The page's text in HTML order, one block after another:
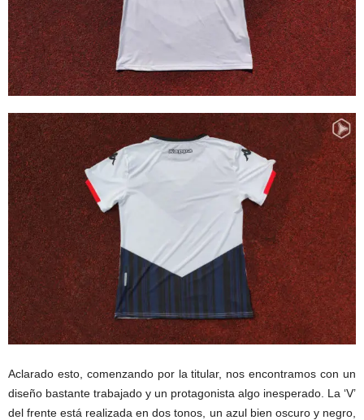
Aclarado esto, comenzando por la titular, nos encontramos con un
diseño bastante trabajado y un protagonista algo inesperado. La ‘V’
del frente está realizada en dos tonos, un azul bien oscuro y negro,